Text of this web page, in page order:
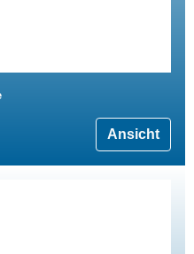
Ansicht